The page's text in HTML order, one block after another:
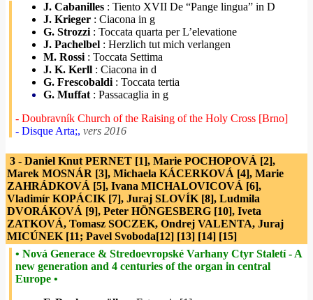
J. Cabanilles : Tiento XVII De “Pange lingua” in D
J. Krieger : Ciacona in g
G. Strozzi : Toccata quarta per L’elevatione
J. Pachelbel : Herzlich tut mich verlangen
M. Rossi : Toccata Settima
J. K. Kerll : Ciacona in d
G. Frescobaldi : Toccata tertia
G. Muffat : Passacaglia in g
- Doubravník Church of the Raising of the Holy Cross [Brno]
- Disque Arta;, vers 2016
3 - Daniel Knut PERNET [1], Marie POCHOPOVÁ [2],
Marek MOSNÁR [3], Michaela KÁCERKOVÁ [4], Marie
ZAHRÁDKOVÁ [5], Ivana MICHALOVICOVÁ [6],
Vladimír KOPÁCIK [7], Juraj SLOVÍK [8], Ludmila
DVORÁKOVÁ [9], Peter HÖNGESBERG [10], Iveta
ZATKOVÁ, Tomasz SOCZEK, Ondrej VALENTA, Juraj
MICÚNEK [11; Pavel Svoboda[12] [13] [14] [15]
• Nová Generace & Stredoevropské Varhany Ctyr Staletí - A
new generation and 4 centuries of the organ in central
Europe •